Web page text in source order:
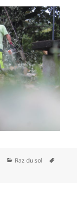
Catégories
Raz du sol